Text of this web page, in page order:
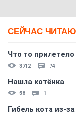
СЕЙЧАС
Что то прилетело
3712 74
Нашла котёнка
58 1
Гибель кота из-